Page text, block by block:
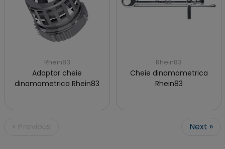
Rhein83
Adaptor cheie
dinamometrica Rhein83
Rhein83
Cheie dinamometrica
Rhein83
Next »